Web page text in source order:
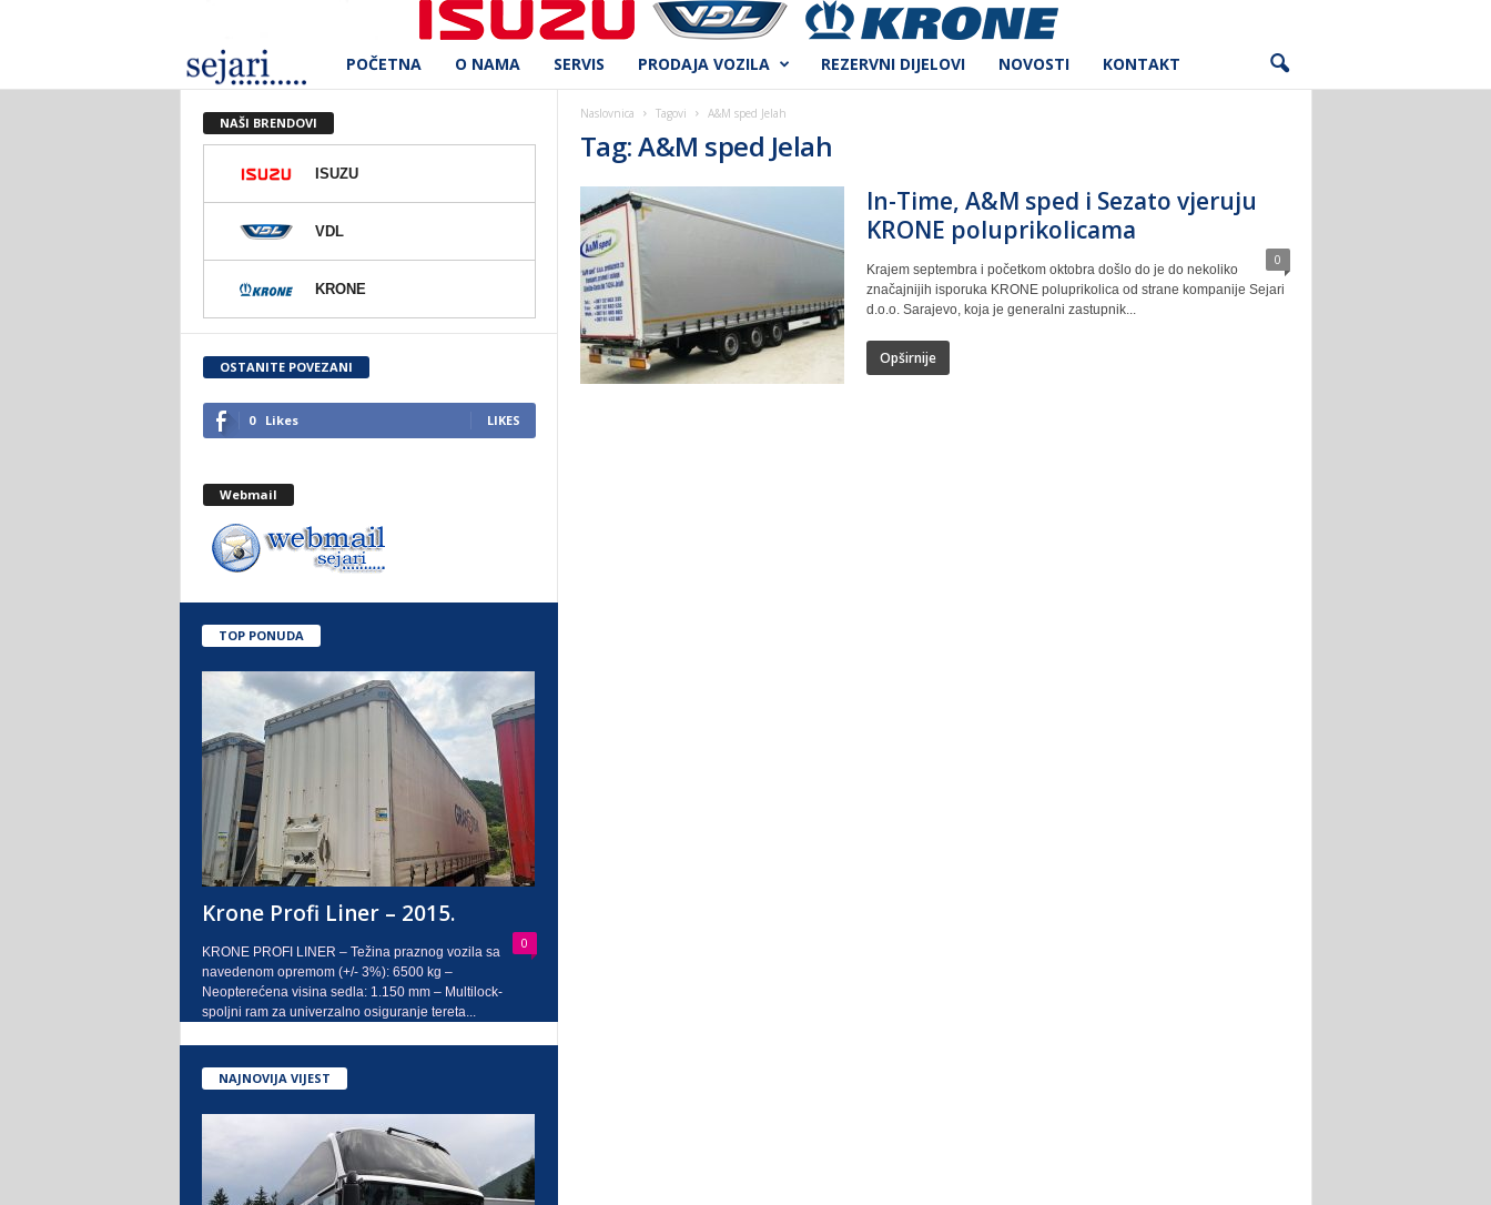
e
r
d
.
o
.
a
j
o
POČETNA O NAMA SERVIS PRODAJA VOZILA REZERVNI DIJELOVI NOVOSTI KONTAKT
Naslovnica Tagovi A&M sped Jelah
Tag: A&M sped Jelah
In-Time, A&M sped i Sezato vjeruju
KRONE poluprikolicama
0
Krajem septembra i početkom oktobra došlo do je do nekoliko
značajnijih isporuka KRONE poluprikolica od strane kompanije Sejari
d.o.o. Sarajevo, koja je generalni zastupnik...
Opširnije
NAŠI BRENDOVI
ISUZU
VDL
KRONE
OSTANITE POVEZANI
0 Likes LIKES
Webmail
TOP PONUDA
Krone Profi Liner – 2015.
0
KRONE PROFI LINER – Težina praznog vozila sa
navedenom opremom (+/- 3%): 6500 kg –
Neopterećena visina sedla: 1.150 mm – Multilock-
spoljni ram za univerzalno osiguranje tereta...
NAJNOVIJA VIJEST